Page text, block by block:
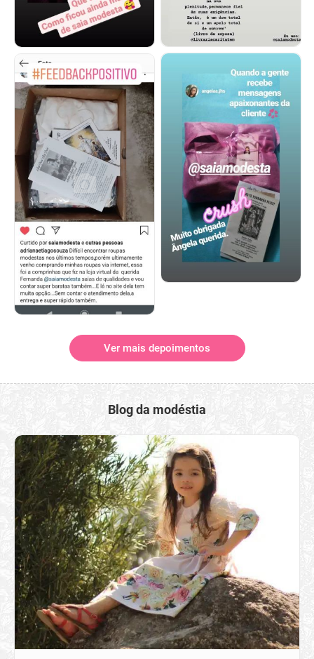
Ver mais depoimentos
Blog da modéstia